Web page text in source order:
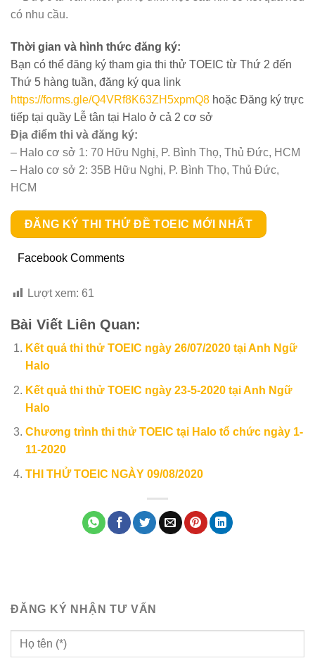
có nhu cầu.
Thời gian và hình thức đăng ký:
Bạn có thể đăng ký tham gia thi thử TOEIC từ Thứ 2 đến
Thứ 5 hàng tuần, đăng ký qua link
https://forms.gle/Q4VRf8K63ZH5xpmQ8 hoặc Đăng ký trực
tiếp tại quầy Lễ tân tại Halo ở cả 2 cơ sở
Địa điểm thi và đăng ký:
– Halo cơ sở 1: 70 Hữu Nghị, P. Bình Thọ, Thủ Đức, HCM
– Halo cơ sở 2: 35B Hữu Nghị, P. Bình Thọ, Thủ Đức,
HCM
ĐĂNG KÝ THI THỬ ĐỀ TOEIC MỚI NHẤT
Facebook Comments
Lượt xem: 61
Bài Viết Liên Quan:
Kết quả thi thử TOEIC ngày 26/07/2020 tại Anh Ngữ
Halo
Kết quả thi thử TOEIC ngày 23-5-2020 tại Anh Ngữ
Halo
Chương trình thi thử TOEIC tại Halo tổ chức ngày 1-
11-2020
THI THỬ TOEIC NGÀY 09/08/2020
ĐĂNG KÝ NHẬN TƯ VẤN